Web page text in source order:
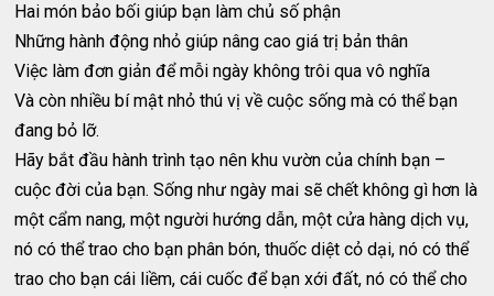
Hai món bảo bối giúp bạn làm chủ số phận
Những hành động nhỏ giúp nâng cao giá trị bản thân
Việc làm đơn giản để mỗi ngày không trôi qua vô nghĩa
Và còn nhiều bí mật nhỏ thú vị về cuộc sống mà có thể bạn
đang bỏ lỡ.
Hãy bắt đầu hành trình tạo nên khu vườn của chính bạn –
cuộc đời của bạn. Sống như ngày mai sẽ chết không gì hơn là
một cẩm nang, một người hướng dẫn, một cửa hàng dịch vụ,
nó có thể trao cho bạn phân bón, thuốc diệt cỏ dại, nó có thể
trao cho bạn cái liềm, cái cuốc để bạn xới đất, nó có thể cho